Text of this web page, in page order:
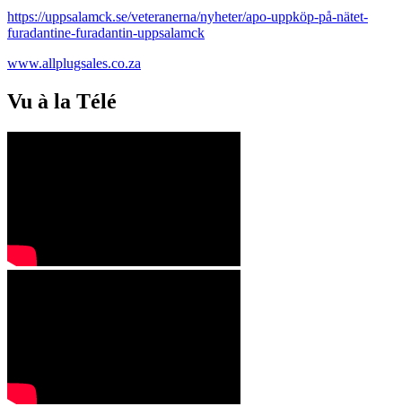
https://uppsalamck.se/veteranerna/nyheter/apo-uppköp-på-nätet-
furadantine-furadantin-uppsalamck
www.allplugsales.co.za
Vu à la Télé